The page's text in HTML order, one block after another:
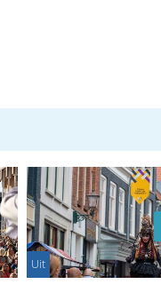
Uit